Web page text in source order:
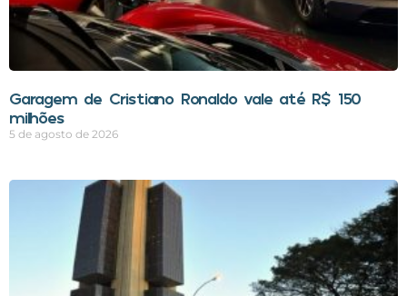
Garagem de Cristiano Ronaldo vale até R$ 150
milhões
5 de agosto de 2026